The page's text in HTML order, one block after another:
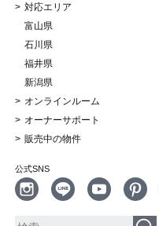
対応エリア
富山県
石川県
福井県
新潟県
オンラインルーム
オーナーサポート
販売中の物件
公式SNS